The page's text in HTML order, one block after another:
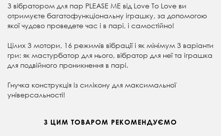
З вібратором для пар PLEASE ME від Love To Love ви
отримуєте багатофункціональну іграшку, за допомогою
якої чудово проведете час і в парі, і самостійно!
Цілих 3 мотори, 16 режимів вібрації і як мінімум 3 варіанти
гри: як мастурбатор для нього, вібратор для неї та іграшка
для подвійного проникнення в парі.
Гнучка конструкція із силікону для максимальної
універсальності!
З ЦИМ ТОВАРОМ РЕКОМЕНДУЄМО